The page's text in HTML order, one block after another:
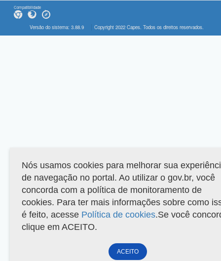
Compatibilidade
Versão do sistema: 3.88.9 Copyright 2022 Capes. Todos os direitos reservados.
Nós usamos cookies para melhorar sua
de navegação no portal. Ao utilizar o gov.br, você
concorda com a política de monitoramento de
cookies. Para ter mais informações sobre como
é feito, acesse Política de cookies.Se você
clique em ACEITO.
ACEITO